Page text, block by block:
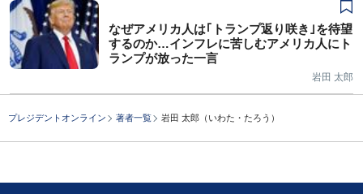
なぜアメリカ人は｢トランプ返り咲き｣を待望
するのか…インフレに苦しむアメリカ人にト
ランプが放った一言
岩田 太郎
プレジデントオンライン 著者一覧 岩田 太郎（いわた・たろう）